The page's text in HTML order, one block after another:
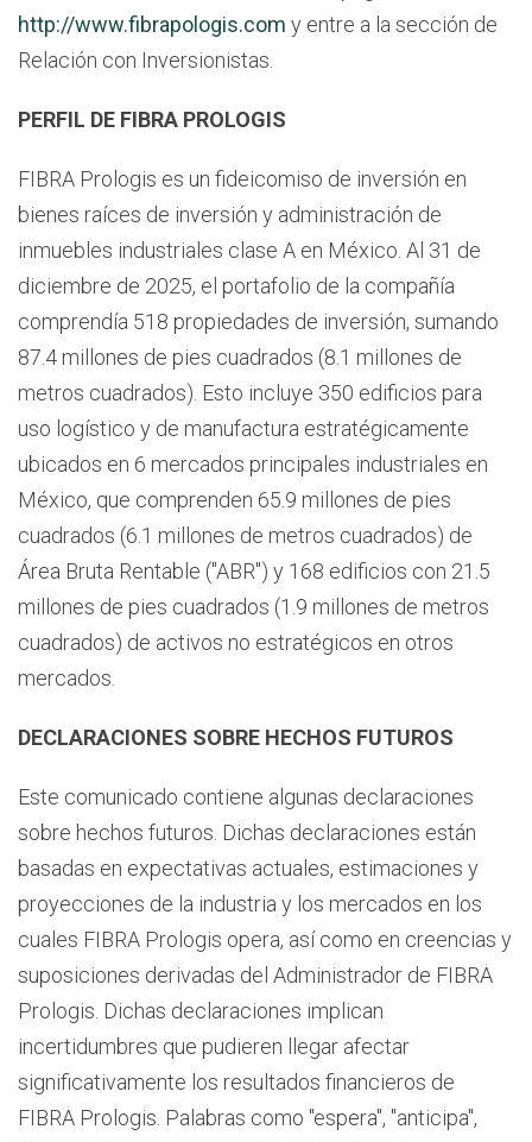
http://www.fibrapologis.com y entre a la sección de
Relación con Inversionistas.
PERFIL DE FIBRA PROLOGIS
FIBRA Prologis es un fideicomiso de inversión en
bienes raíces de inversión y administración de
inmuebles industriales clase A en México. Al 31 de
diciembre de 2025, el portafolio de la compañía
comprendía 518 propiedades de inversión, sumando
87.4 millones de pies cuadrados (8.1 millones de
metros cuadrados). Esto incluye 350 edificios para
uso logístico y de manufactura estratégicamente
ubicados en 6 mercados principales industriales en
México, que comprenden 65.9 millones de pies
cuadrados (6.1 millones de metros cuadrados) de
Área Bruta Rentable ("ABR") y 168 edificios con 21.5
millones de pies cuadrados (1.9 millones de metros
cuadrados) de activos no estratégicos en otros
mercados.
DECLARACIONES SOBRE HECHOS FUTUROS
Este comunicado contiene algunas declaraciones
sobre hechos futuros. Dichas declaraciones están
basadas en expectativas actuales, estimaciones y
proyecciones de la industria y los mercados en los
cuales FIBRA Prologis opera, así como en creencias y
suposiciones derivadas del Administrador de FIBRA
Prologis. Dichas declaraciones implican
incertidumbres que pudieren llegar afectar
significativamente los resultados financieros de
FIBRA Prologis. Palabras como "espera", "anticipa",